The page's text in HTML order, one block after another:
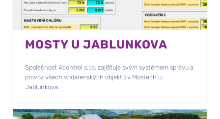
MOSTY U JABLUNKOVA
Společnost 4control s.r.o. zajišťuje svým systémem správu a
provoz všech vodárenských objektů v Mostech u
Jablunkova.